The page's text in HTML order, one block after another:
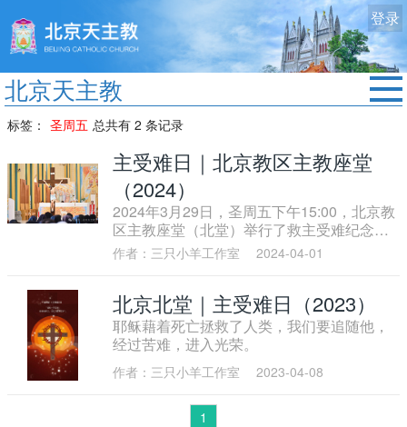
登录
北京天主教
首页
修院生活
认识天主
服务中心
政策法规
时事新闻
标签： 圣周五 总共有 2 条记录
主受难日｜北京教区主教座堂
（2024）
2024年3月29日，圣周五下午15:00，北京教
区主教座堂（北堂）举行了救主受难纪念仪
式。
作者：三只小羊工作室 2024-04-01
北京北堂｜主受难日（2023）
耶稣藉着死亡拯救了人类，我们要追随他，
经过苦难，进入光荣。
作者：三只小羊工作室 2023-04-08
1